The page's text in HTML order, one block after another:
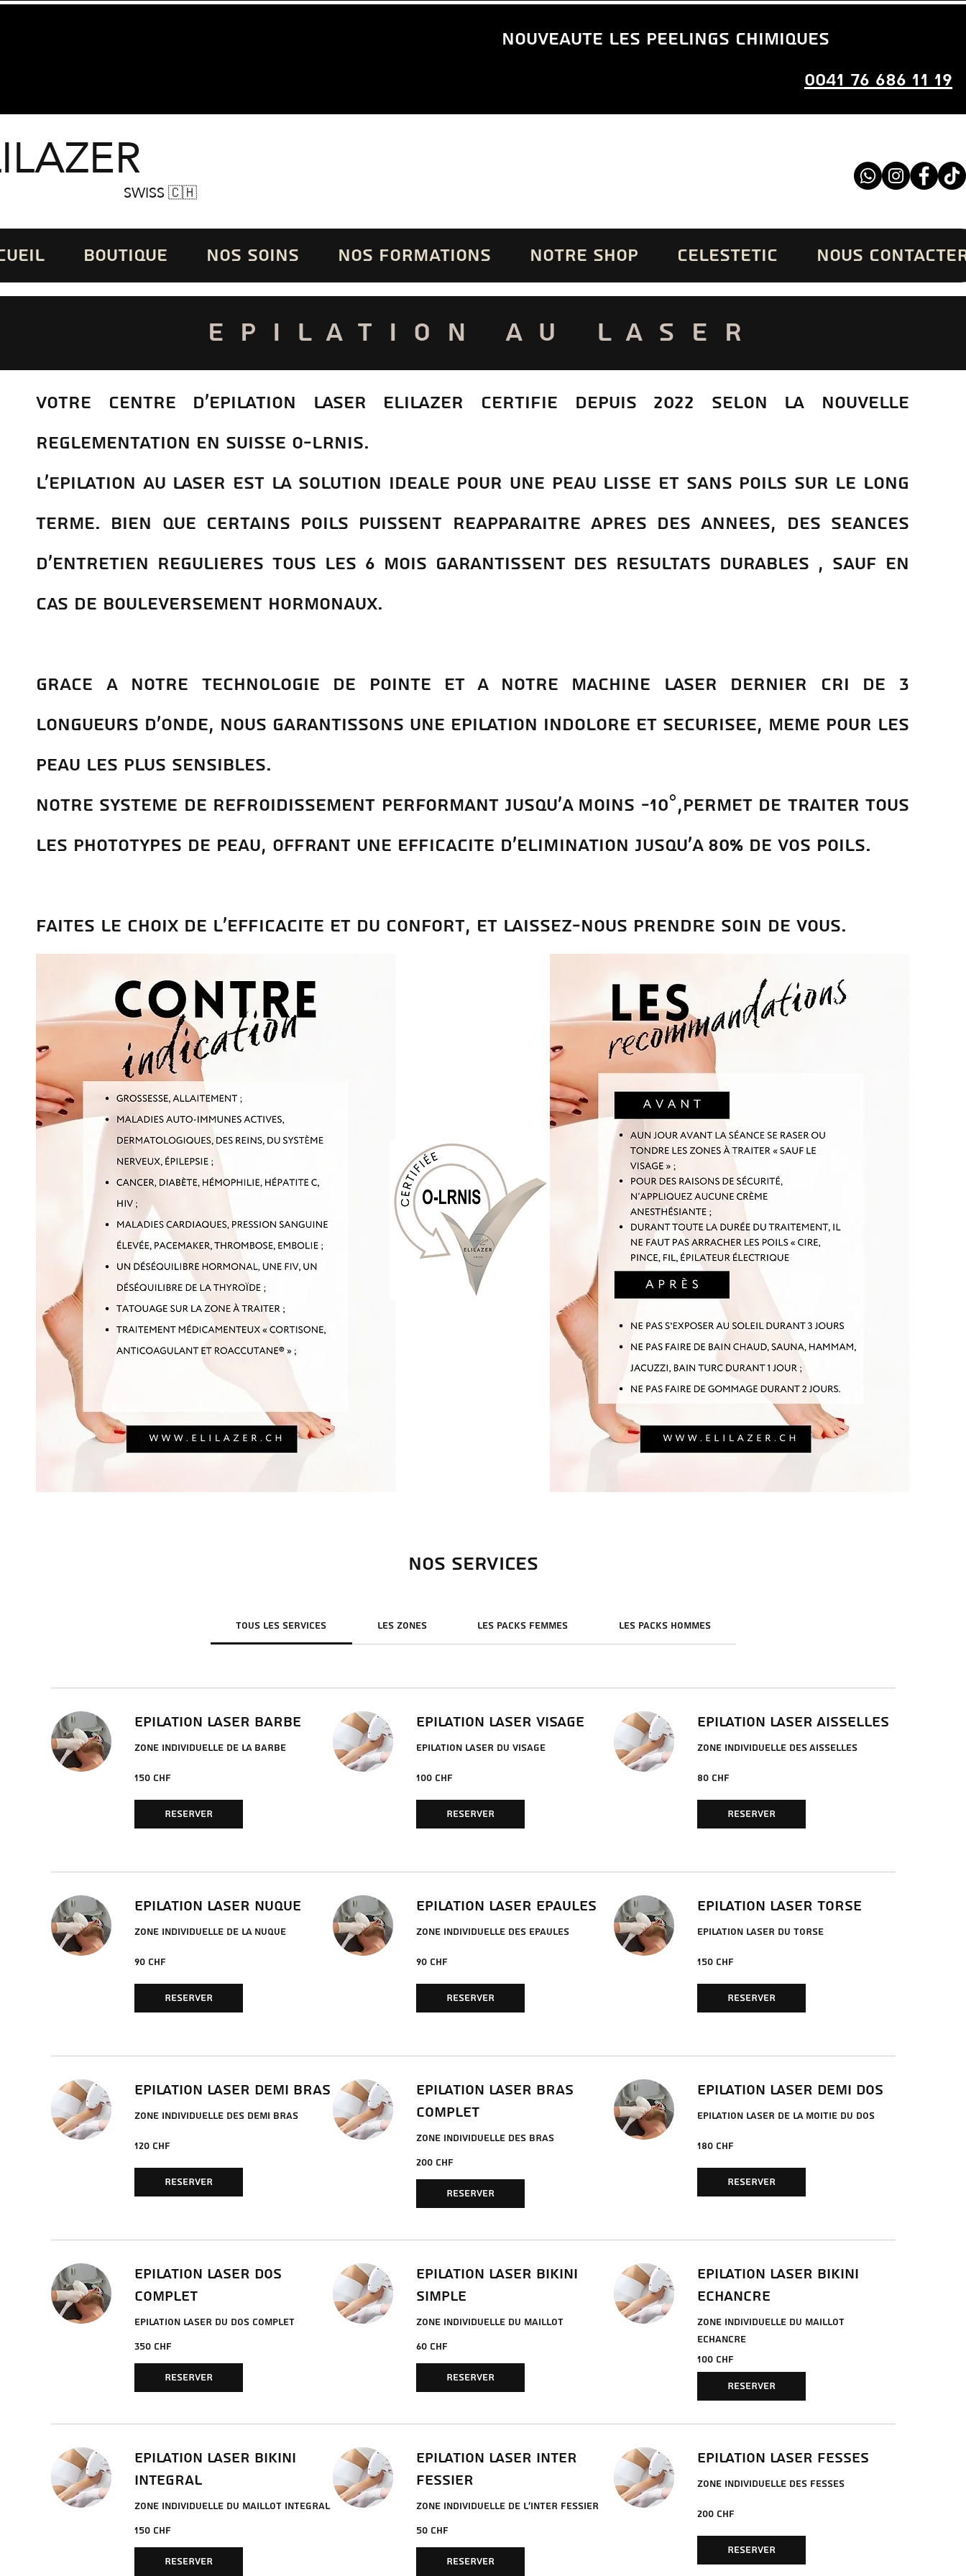
nouveaute les peelings chimiques
0041 76 686 11 19
SWISS 🇨🇭
BOUTIQUE NOS SOINS NOS FORMATIONS NOTRE SHOP CELESTETIC NOUS
EPILATION AU LASER
votre centre d'Epilation laser elilazer certifiE DEPUIS 2022 selon la nouvelle
rEglementation en Suisse O-LRNIS.
L’epilation au laser est la solution ideale pour une peau lisse et sans poils sur le long
terme. Bien que certains poils puissent reapparaItre apres des annees, des seances
d'entretien regulieres tous les 6 mois garantissent des resultats durables , sauf en
cas de bouleversement hormonaux.
GrAce a notre technologie de pointe et A notre machine laser dernier cri de 3
longueurs d'onde, nous garantissons une Epilation indolore et sEcurisEe, meme pour les
Peau les plus sensibles.
Notre systEme de refroidissement performant JUSQU'A MOINS -10°,permet de traiter tous
les phototypes de peau, offrant une efficacitE D'ELIMINATION JUSQU'A 80% DE VOS POILS.
Faites le choix DE l'efficacite et du confort, et laissez-nous prendre soin de vous.​​
Nos services
Tous les services LES ZONES LES PACKS FEMMES LES PACKS HOMMES
EPILATION LASER BARBE
ZONE INDIVIDUELLE DE LA BARBE
francs
150 CHF
RESERVER
EPILATION LASER VISAGE
EPILATION LASER DU VISAGE
francs
100 CHF
RESERVER
EPILATION LASER AISSELLES
ZONE INDIVIDUELLE DES AISSELLES
francs
80 CHF
RESERVER
EPILATION LASER NUQUE
ZONE INDIVIDUELLE DE LA NUQUE
francs
90 CHF
RESERVER
EPILATION LASER EPAULES
ZONE INDIVIDUELLE DES EPAULES
francs
90 CHF
RESERVER
EPILATION LASER TORSE
EPILATION LASER DU TORSE
francs
150 CHF
RESERVER
EPILATION LASER DEMI BRAS
ZONE INDIVIDUELLE DES DEMI BRAS
francs
120 CHF
RESERVER
EPILATION LASER BRAS
COMPLET
ZONE INDIVIDUELLE DES BRAS
francs
200 CHF
RESERVER
EPILATION LASER DEMI DOS
EPILATION LASER DE LA MOITIE DU DOS
francs
180 CHF
RESERVER
EPILATION LASER DOS
COMPLET
EPILATION LASER DU DOS COMPLET
francs
350 CHF
RESERVER
EPILATION LASER BIKINI
SIMPLE
ZONE INDIVIDUELLE DU MAILLOT
francs
60 CHF
RESERVER
EPILATION LASER BIKINI
ECHANCRE
ZONE INDIVIDUELLE DU MAILLOT
ECHANCRE
francs
100 CHF
RESERVER
EPILATION LASER BIKINI
INTEGRAL
ZONE INDIVIDUELLE DU MAILLOT INTEGRAL
francs
150 CHF
RESERVER
EPILATION LASER INTER
FESSIER
ZONE INDIVIDUELLE DE L'INTER FESSIER
francs
50 CHF
RESERVER
EPILATION LASER FESSES
ZONE INDIVIDUELLE DES FESSES
francs
200 CHF
RESERVER